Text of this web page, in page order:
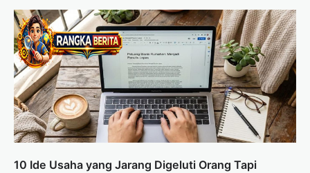
10 Ide Usaha yang Jarang Digeluti Orang Tapi